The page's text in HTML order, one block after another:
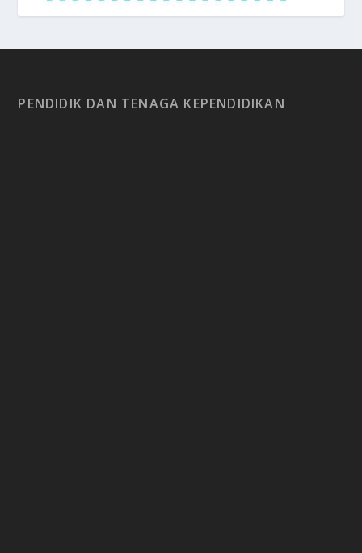
PENDIDIK DAN TENAGA KEPENDIDIKAN